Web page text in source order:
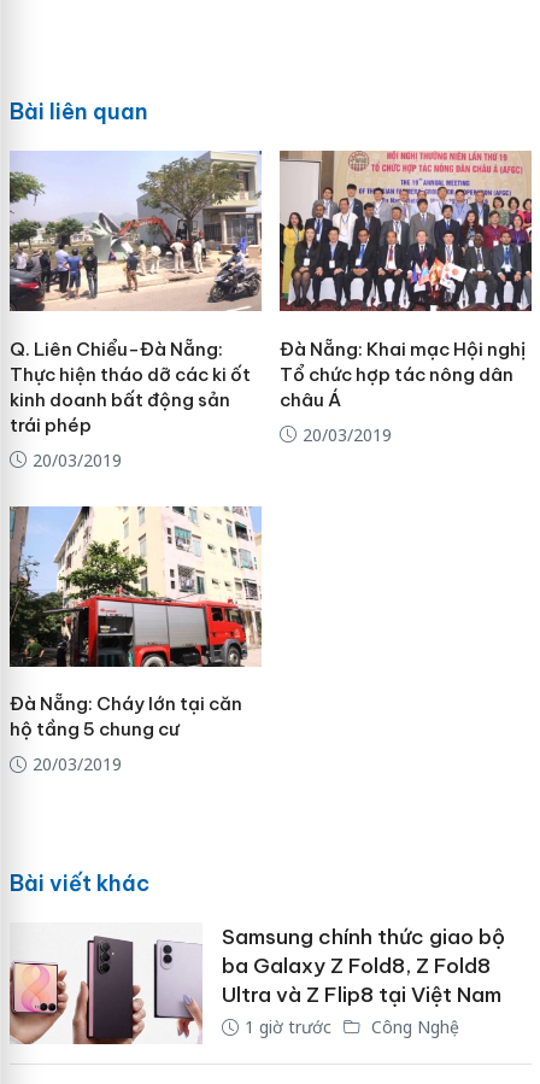
Bài liên quan
Q. Liên Chiểu-Đà Nẵng:
Thực hiện tháo dỡ các ki ốt
kinh doanh bất động sản
trái phép
20/03/2019
Đà Nẵng: Khai mạc Hội nghị
Tổ chức hợp tác nông dân
châu Á
20/03/2019
Đà Nẵng: Cháy lớn tại căn
hộ tầng 5 chung cư
20/03/2019
Bài viết khác
Samsung chính thức giao bộ
ba Galaxy Z Fold8, Z Fold8
Ultra và Z Flip8 tại Việt Nam
1 giờ trước Công Nghệ